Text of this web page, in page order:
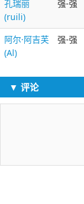
孔瑞丽
(ruili)
强-强
阿尔·阿吉芙
(Al)
强-强
▼ 评论